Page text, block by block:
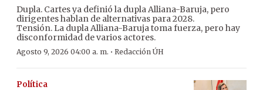
Dupla. Cartes ya definió la dupla Alliana-Baruja, pero
dirigentes hablan de alternativas para 2028.
Tensión. La dupla Alliana-Baruja toma fuerza, pero hay
disconformidad de varios actores.
Agosto 9, 2026 04:00 a. m. · Redacción ÚH
Política